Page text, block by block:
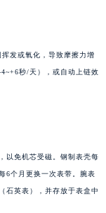
发或氧化，导致摩擦力增
秒/天），或自动上链效
以免机芯受磁。钢制表壳每
6个月更换一次表带。腕表
石英表），并存放于表盒中